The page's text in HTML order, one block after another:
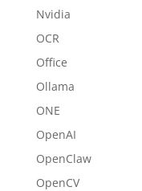
Nvidia
OCR
Office
Ollama
ONE
OpenAI
OpenClaw
OpenCV